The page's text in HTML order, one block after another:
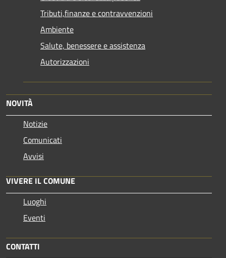
Tributi,finanze e contravvenzioni
Ambiente
Salute, benessere e assistenza
Autorizzazioni
NOVITÀ
Notizie
Comunicati
Avvisi
VIVERE IL COMUNE
Luoghi
Eventi
CONTATTI